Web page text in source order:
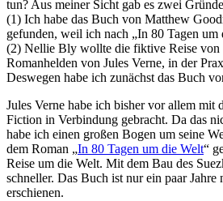
tun? Aus meiner Sicht gab es zwei
(1) Ich habe das Buch von Matthew
gefunden, weil ich nach „In 80 Tagen um
(2) Nellie Bly wollte die fiktive Reise von
Romanhelden von Jules Verne, in der
Deswegen habe ich zunächst das Buch
Jules Verne habe ich bisher vor allem mit
Fiction in Verbindung gebracht. Da das
habe ich einen großen Bogen um seine
dem Roman „In 80 Tagen um die Welt“
Reise um die Welt. Mit dem Bau des
schneller. Das Buch ist nur ein paar Jahre
erschienen.